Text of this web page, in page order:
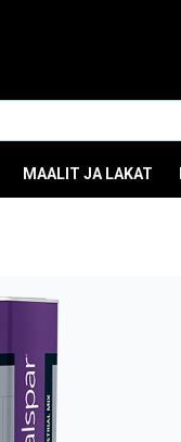
MAALIT JA LAKAT